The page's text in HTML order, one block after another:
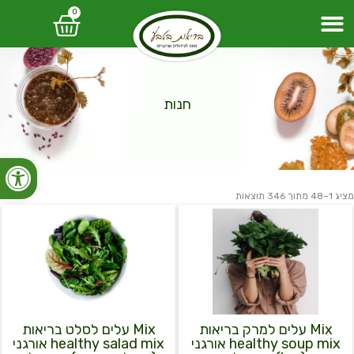
פתח
0
עגלת
קניות
חנות
מציג 1–48 מתוך 346 תוצאות
Mix עלים למרק בריאות
healthy soup mix אורגני
כמות
של
Mix
עלים
למרק
בריאות
healthy
soup
mix
אורגני
Mix עלים לסלט בריאות
healthy salad mix אורגני
כמות
של
Mix
עלים
לסלט
בריאות
healthy
mix
אורגני